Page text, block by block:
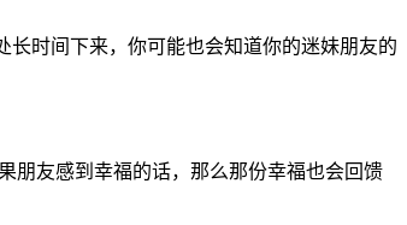
时间下来，你可能也会知道你的迷妹朋友的
友感到幸福的话，那么那份幸福也会回馈